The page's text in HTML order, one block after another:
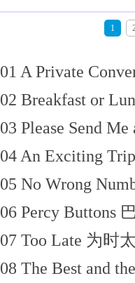
1
01 A Private
02 Breakfast or
03 Please Send
04 An Exciting
05 No Wrong
06 Percy Buttons
07 Too Late 为时
08 The Best and